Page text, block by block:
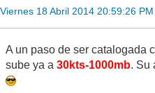
Viernes 18 Abril 2014 20:59:26 PM
A un paso de ser catalogada
sube ya a 30kts-1000mb. Su